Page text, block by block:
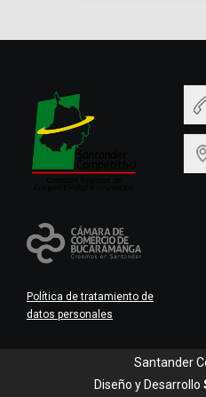
Política de tratamiento de
datos personales
Santander
Diseño y Desarrollo